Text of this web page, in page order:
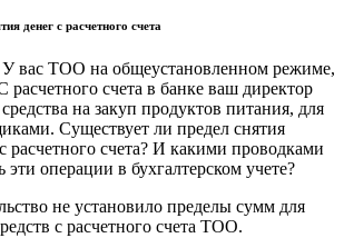
денег с расчетного счета
У вас ТОО на общеустановленном режиме,
счета в банке ваш директор
на закуп продуктов питания, для
Существует ли предел снятия
расчетного счета? И какими проводками
эти операции в бухгалтерском учете?
не установило пределы сумм для
с расчетного счета ТОО.